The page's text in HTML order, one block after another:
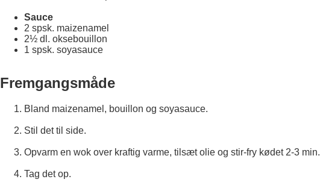
Sauce
2 spsk. maizenamel
2½ dl. oksebouillon
1 spsk. soyasauce
Fremgangsmåde
Bland maizenamel, bouillon og soyasauce.
Stil det til side.
Opvarm en wok over kraftig varme, tilsæt olie og stir-fry kødet 2-3 min.
Tag det op.